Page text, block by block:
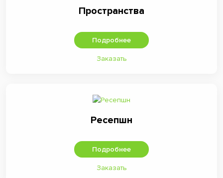
Пространства
Подробнее
Заказать
Ресепшн
Подробнее
Заказать